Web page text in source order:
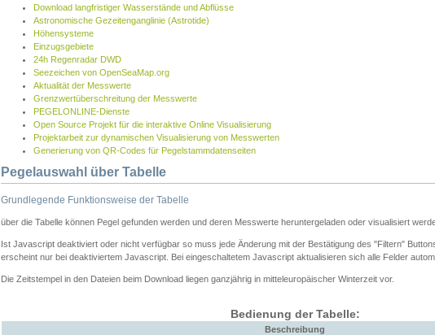
Download langfristiger Wasserstände und Abflüsse
Astronomische Gezeitenganglinie (Astrotide)
Höhensysteme
Einzugsgebiete
24h Regenradar DWD
Seezeichen von OpenSeaMap.org
Aktualität der Messwerte
Grenzwertüberschreitung der Messwerte
PEGELONLINE-Dienste
Open Source Projekt für die interaktive Online Visualisierung
Projektarbeit zur dynamischen Visualisierung von Messwerten
Generierung von QR-Codes für Pegelstammdatenseiten
Pegelauswahl über Tabelle
Grundlegende Funktionsweise der Tabelle
über die Tabelle können Pegel gefunden werden und deren Messwerte heruntergeladen oder visualisiert
Ist Javascript deaktiviert oder nicht verfügbar so muss jede Änderung mit der Bestätigung des "Filtern"
erscheint nur bei deaktiviertem Javascript. Bei eingeschaltetem Javascript aktualisieren sich alle Felder
Die Zeitstempel in den Dateien beim Download liegen ganzjährig in mitteleuropäischer Winterzeit vor.
Bedienung der Tabelle:
Beschreibung